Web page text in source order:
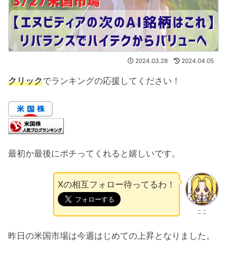
2024.03.28 2024.04.05
クリックでランキングの応援してください！
最初か最後にポチってくれると嬉しいです。
ここ
Xの相互フォロー待ってるわ！
昨日の米国市場は今週はじめての上昇となりました。